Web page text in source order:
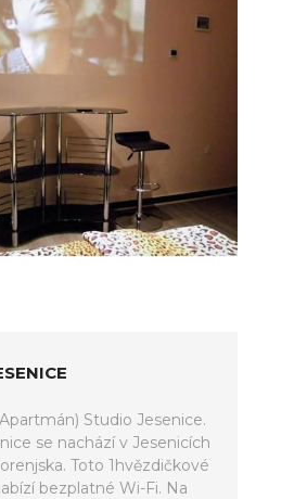
Studio Jesenice.
se nachází v Jesenicích
Toto 1hvězdičkové
bezplatné Wi-Fi. Na